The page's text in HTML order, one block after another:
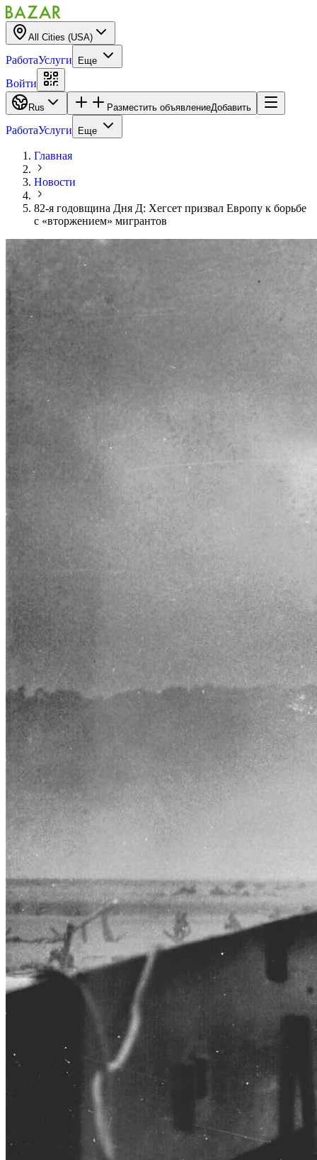
All Cities (USA)
РаботаУслуги Еще
Войти
Rus Разместить объявлениеДобавить
РаботаУслуги Еще
Главная
Новости
82-я годовщина Дня Д: Хегсет призвал Европу к борьбе
с «вторжением» мигрантов